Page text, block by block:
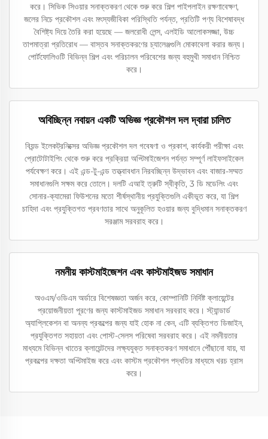
করে। সিভিক সিওয়ার সনাক্তকরণ থেকে শুরু করে শিল্প পাইপলাইন রক্ষণাবেক্ষণ,
জলের নিচে প্রকৌশল এবং মৎস্যজীবিকা পরিস্থিতি পর্যন্ত, প্রতিটি পণ্য বিশেষাবদ্ধ
বৈশিষ্ট্য দিয়ে তৈরি করা হয়েছে — জলরোধী লেন্স, এলইডি আলোকসজ্জা, উচ্চ
তাপমাত্রা প্রতিরোধ — বাস্তব সনাক্তকরণের চ্যালেঞ্জগুলি মোকাবেলা করার জন্য।
পোর্টফোলিওটি বিভিন্ন শিল্প এবং পরিচালন পরিবেশের জন্য বহুমুখী সমাধান নিশ্চিত
করে।
অবিচ্ছিন্ন নবায়ন একটি অভিজ্ঞ প্রকৌশল দল দ্বারা চালিত
বিয়ন্ড ইলেকট্রনিক্সের অভিজ্ঞ প্রকৌশল দল গবেষণা ও প্রকাশ, কার্যকরী পরীক্ষা এবং
প্রোটোটাইপিং থেকে শুরু করে প্রক্রিয়া অপ্টিমাইজেশন পর্যন্ত সম্পূর্ণ লাইফসাইকেল
পর্যবেক্ষণ করে। এই এন্ড-টু-এন্ড তত্ত্বাবধান নিরবচ্ছিন্ন উদ্ভাবন এবং বাজার-সম্মত
সমাধানগুলি সক্ষম করে তোলে। দলটি এআই ত্রুটি স্বীকৃতি, 3 ডি মডেলিং এবং
সোনার-ক্যামেরা ফিউশনের মতো শীর্ষস্থানীয় প্রযুক্তিগুলি একীভূত করে, যা শিল্প
চাহিদা এবং প্রযুক্তিগত প্রবণতার সাথে অনুকূলিত হওয়ার জন্য বুদ্ধিমান সনাক্তকরণ
সরঞ্জাম সরবরাহ করে।
নমনীয় কাস্টমাইজেশন এবং কাস্টমাইজড সমাধান
অওএম/ওডিএম অর্ডারে বিশেষজ্ঞতা অর্জন করে, কোম্পানিটি নির্দিষ্ট ক্লায়েন্টের
প্রয়োজনীয়তা পূরণের জন্য কাস্টমাইজড সমাধান সরবরাহ করে। স্ট্যান্ডার্ড
অ্যাপ্লিকেশন বা অনন্য প্রকল্পের জন্য যাই হোক না কেন, এটি ব্যক্তিগত ডিজাইন,
প্রযুক্তিগত সহায়তা এবং পোস্ট-সেলস পরিষেবা সরবরাহ করে। এই নমনীয়তার
মাধ্যমে বিভিন্ন খাতের ক্লায়েন্টদের লক্ষ্যযুক্ত সনাক্তকরণ সমাধানে পৌঁছানো যায়, যা
প্রকল্পের দক্ষতা অপ্টিমাইজ করে এবং কাস্টম প্রকৌশল পদ্ধতির মাধ্যমে খরচ হ্রাস
করে।